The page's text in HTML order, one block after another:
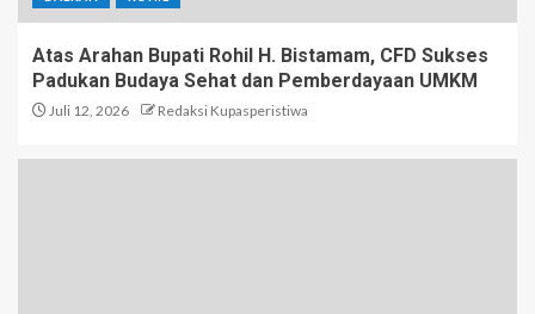
Atas Arahan Bupati Rohil H. Bistamam, CFD Sukses
Padukan Budaya Sehat dan Pemberdayaan UMKM
Juli 12, 2026 Redaksi Kupasperistiwa